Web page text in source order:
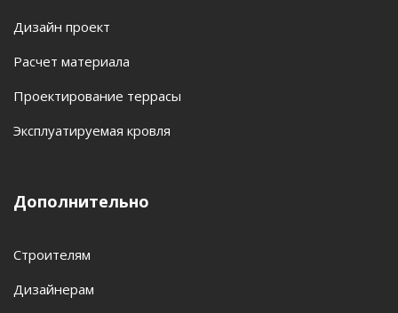
Дизайн проект
Расчет материала
Проектирование террасы
Эксплуатируемая кровля
Дополнительно
Строителям
Дизайнерам